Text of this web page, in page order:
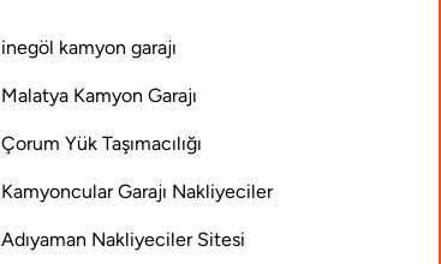
inegöl kamyon garajı
Malatya Kamyon Garajı
Çorum Yük Taşımacılığı
Kamyoncular Garajı Nakliyeciler
Adıyaman Nakliyeciler Sitesi